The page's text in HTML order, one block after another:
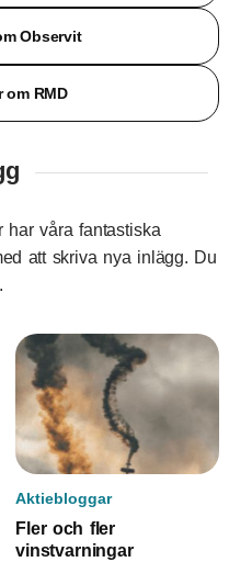
Observit
om RMD
har våra fantastiska
att skriva nya inlägg. Du
Aktiebloggar
Fler och fler
vinstvarningar